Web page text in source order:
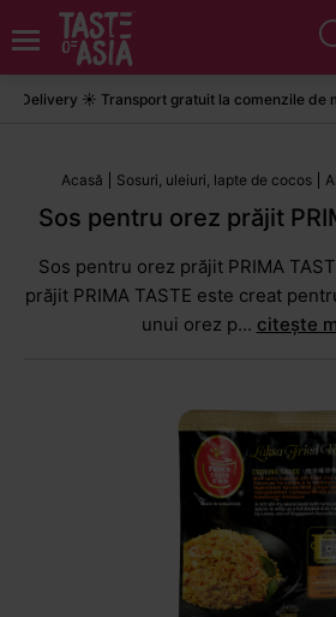
Delivery ☀️ Transport gratuit la comenzile de
Acasă Sosuri, uleiuri, lapte de cocos
Sos pentru orez prăjit
Sos pentru orez prăjit PRIMA
prăjit PRIMA TASTE este creat
unui orez p... citește